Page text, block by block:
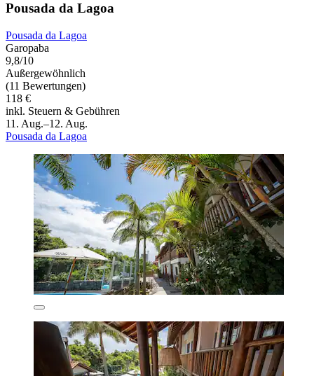
Pousada da Lagoa
Pousada da Lagoa
Garopaba
9,8/10
Außergewöhnlich
(11 Bewertungen)
118 €
inkl. Steuern & Gebühren
11. Aug.–12. Aug.
Pousada da Lagoa